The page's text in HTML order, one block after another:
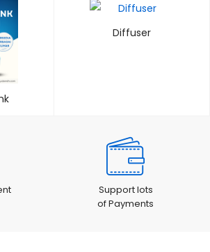
Diffuser
Support lots
of Payments